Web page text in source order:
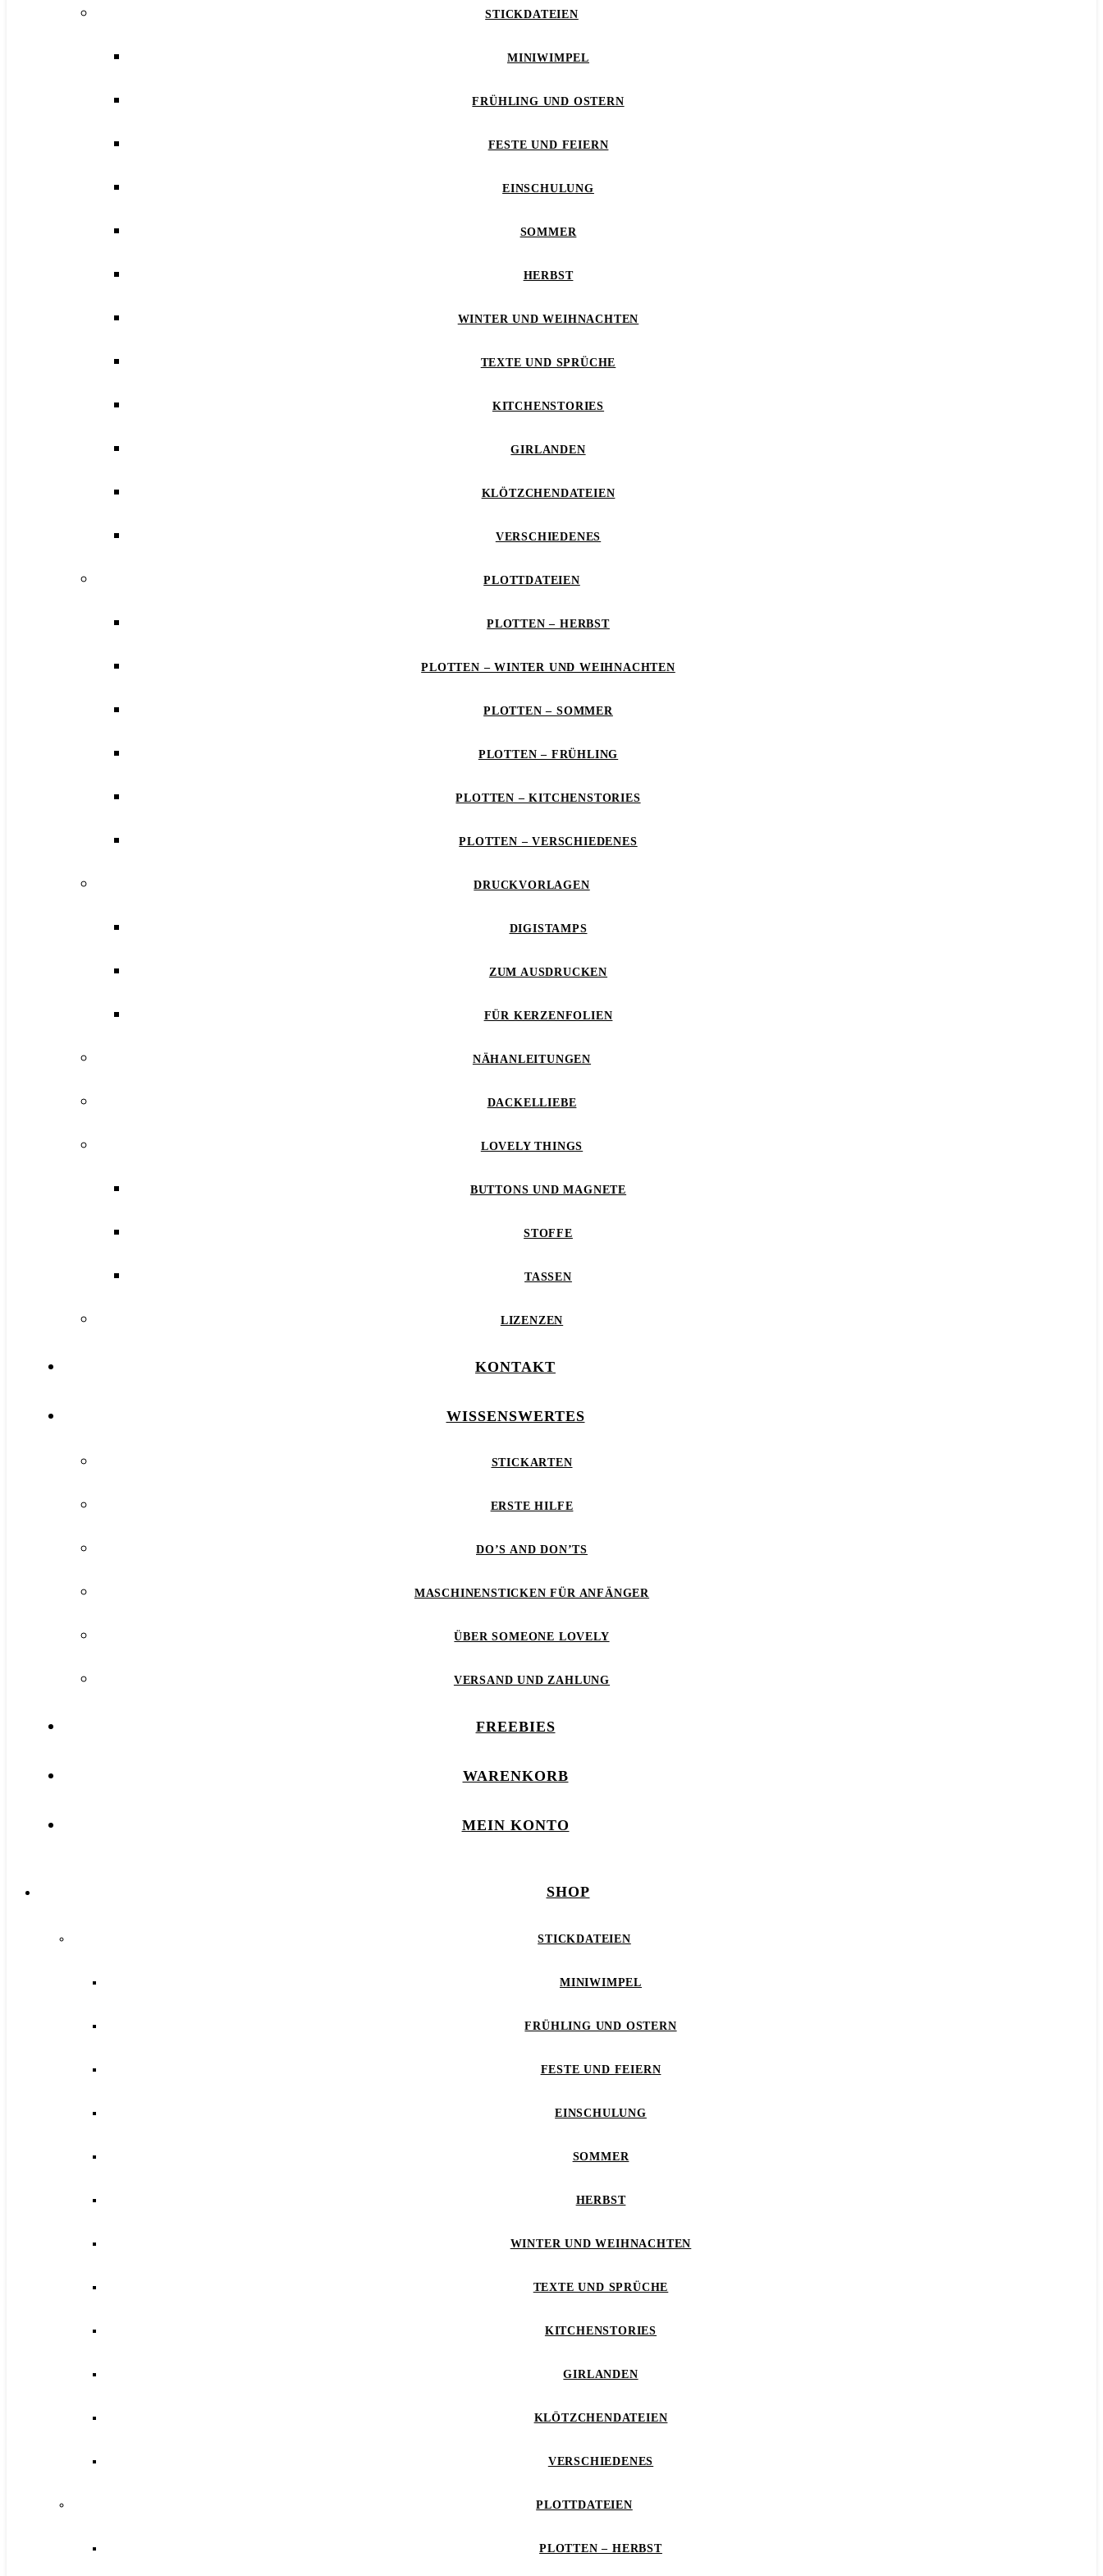
STICKDATEIEN
MINIWIMPEL
FRÜHLING UND OSTERN
FESTE UND FEIERN
EINSCHULUNG
SOMMER
HERBST
WINTER UND WEIHNACHTEN
TEXTE UND SPRÜCHE
KITCHENSTORIES
GIRLANDEN
KLÖTZCHENDATEIEN
VERSCHIEDENES
PLOTTDATEIEN
PLOTTEN – HERBST
PLOTTEN – WINTER UND WEIHNACHTEN
PLOTTEN – SOMMER
PLOTTEN – FRÜHLING
PLOTTEN – KITCHENSTORIES
PLOTTEN – VERSCHIEDENES
DRUCKVORLAGEN
DIGISTAMPS
ZUM AUSDRUCKEN
FÜR KERZENFOLIEN
NÄHANLEITUNGEN
DACKELLIEBE
LOVELY THINGS
BUTTONS UND MAGNETE
STOFFE
TASSEN
LIZENZEN
KONTAKT
WISSENSWERTES
STICKARTEN
ERSTE HILFE
DO’S AND DON’TS
MASCHINENSTICKEN FÜR ANFÄNGER
ÜBER SOMEONE LOVELY
VERSAND UND ZAHLUNG
FREEBIES
WARENKORB
MEIN KONTO
SHOP
STICKDATEIEN
MINIWIMPEL
FRÜHLING UND OSTERN
FESTE UND FEIERN
EINSCHULUNG
SOMMER
HERBST
WINTER UND WEIHNACHTEN
TEXTE UND SPRÜCHE
KITCHENSTORIES
GIRLANDEN
KLÖTZCHENDATEIEN
VERSCHIEDENES
PLOTTDATEIEN
PLOTTEN – HERBST